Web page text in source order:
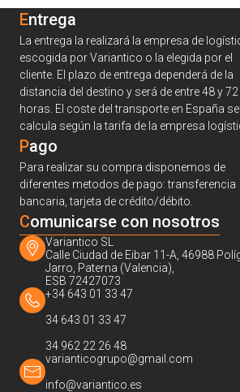
Entrega
La entrega la realizará la empresa de
escogida por Variantico o la elegida por el
cliente. El plazo de entrega dependerá de la
distancia del destino y será de entre 48 y 72
horas. El coste del transporte en España se
calcula según la tarifa de la empresa
Pago
Para realizar su compra disponemos de
diferentes metodos de pago: transferencia
bancaria, tarjeta de crédito/débito.
Comunicarse con nosotros
Variantico SL
Calle Ciudad de Eibar 11-A, 46988
Jarro, Paterna (Valencia),
ESB 72427073
+34 643 01 33 47
34 643 01 33 47
34 962 22 26 48
varianticogrupo@gmail.com
info@variantico.es